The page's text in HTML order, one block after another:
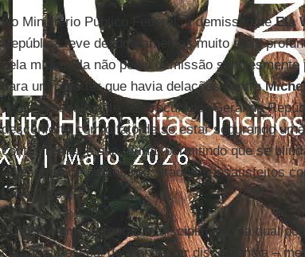
No Ministério Público Federal, a demissão deEla
República teve desdobramentos muito mais
pela mídia. Ela não pediu demissão
para um repórter que havia delações contra
disse pessoalmente ao Procurador Geral da
desconforto com o fato de se estar segurando
contraTemere sua turma, permitindo que se
de espírito de muitos procuradores insatisfeitos
Lava Jato.
OMPFé uma corporação disciplinada, na qual
coragem pessoal de manifestar discordância –